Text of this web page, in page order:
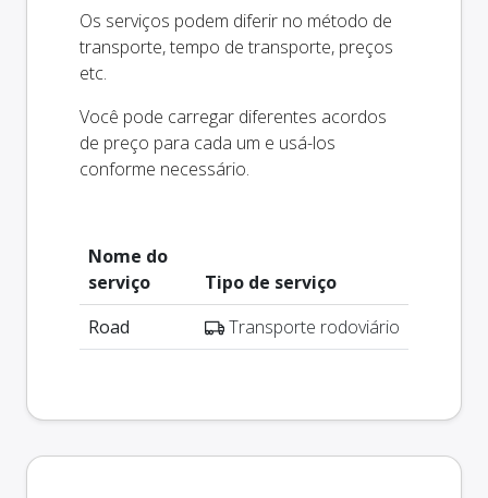
Os serviços podem diferir no método de
transporte, tempo de transporte, preços
etc.
Você pode carregar diferentes acordos
de preço para cada um e usá-los
conforme necessário.
Nome do
serviço
Tipo de serviço
Road
Transporte rodoviário